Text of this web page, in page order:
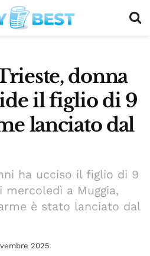
donna
il figlio di 9
lanciato dal
ha ucciso il figlio di 9
a Muggia,
è stato lanciato dal
2025